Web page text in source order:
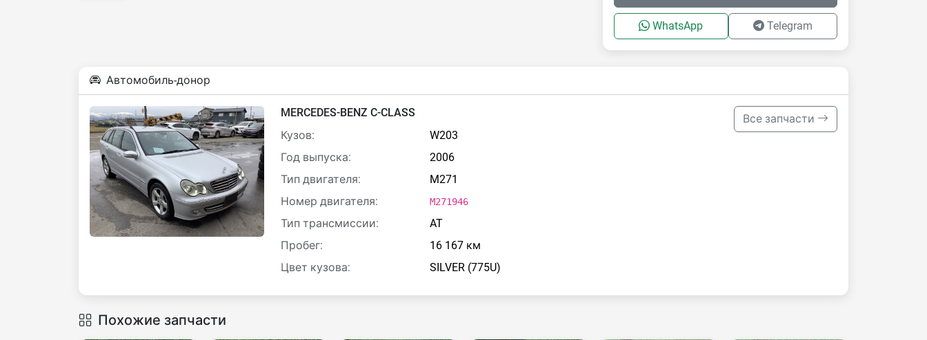
WhatsApp Telegram
Автомобиль-донор
MERCEDES-BENZ C-CLASS
Кузов:
W203
Год выпуска:
2006
Тип двигателя:
M271
Номер двигателя:
M271946
Тип трансмиссии:
AT
Пробег:
16 167 км
Цвет кузова:
SILVER (775U)
Все запчасти
Похожие запчасти